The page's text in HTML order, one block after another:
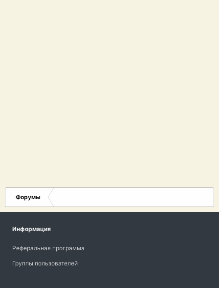
Форумы
Информация
Реферальная программа
Группы пользователей